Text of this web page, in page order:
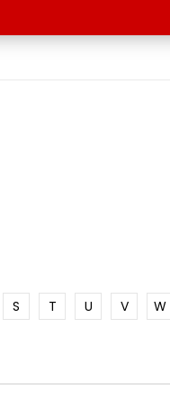
S T U V W